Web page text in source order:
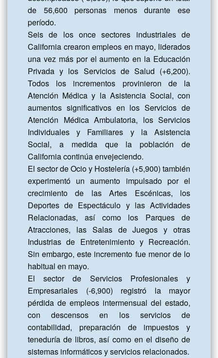
de 56,600 personas menos durante ese
período.
Seis de los once sectores industriales de
California crearon empleos en mayo, liderados
una vez más por el aumento en la Educación
Privada y los Servicios de Salud (+6,200).
Todos los incrementos provinieron de la
Atención Médica y la Asistencia Social, con
aumentos significativos en los Servicios de
Atención Médica Ambulatoria, los Servicios
Individuales y Familiares y la Asistencia
Social, a medida que la población de
California continúa envejeciendo.
El sector de Ocio y Hostelería (+5,900) también
experimentó un aumento impulsado por el
crecimiento de las Artes Escénicas, los
Deportes de Espectáculo y las Actividades
Relacionadas, así como los Parques de
Atracciones, las Salas de Juegos y otras
Industrias de Entretenimiento y Recreación.
Sin embargo, este incremento fue menor de lo
habitual en mayo.
El sector de Servicios Profesionales y
Empresariales (-6,900) registró la mayor
pérdida de empleos intermensual del estado,
con descensos en los servicios de
contabilidad, preparación de impuestos y
teneduría de libros, así como en el diseño de
sistemas informáticos y servicios relacionados.